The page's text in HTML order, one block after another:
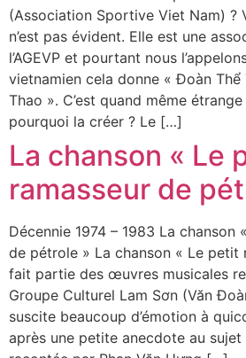
(Association Sportive Viet Nam) ?
n’est pas évident. Elle est une
l’AGEVP et pourtant nous
vietnamien cela donne « Đoàn Thể
Thao ». C’est quand même
pourquoi la créer ? Le […]
La chanson « Le
ramasseur de
Décennie 1974 – 1983 La chanson
de pétrole » La chanson « Le petit
fait partie des œuvres musicales
Groupe Culturel Lam Sơn (Văn
suscite beaucoup d’émotion à
après une petite anecdote au sujet